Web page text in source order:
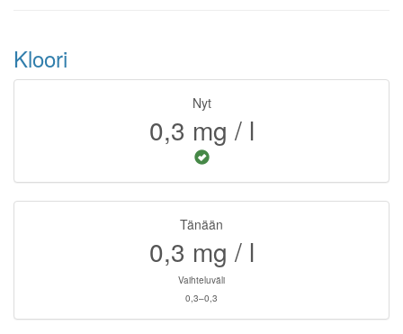
Kloori
Nyt
0,3 mg / l
Tänään
0,3 mg / l
Vaihteluväli
0,3–0,3